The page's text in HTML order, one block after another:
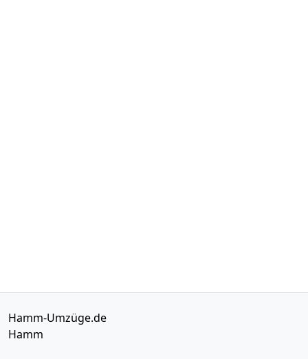
Hamm-Umzüge.de
Hamm